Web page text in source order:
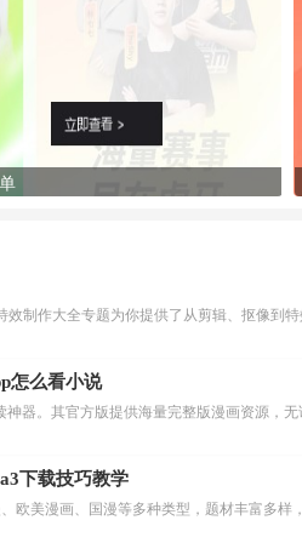
制作大全专题为你提供了从剪辑、抠像到
怎么看小说
下载技巧教学
欧美漫画、国漫等多种类型，题材丰富多